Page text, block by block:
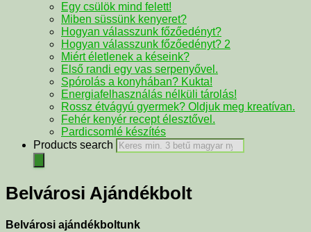
Egy csülök mind felett!
Miben süssünk kenyeret?
Hogyan válasszunk főzőedényt?
Hogyan válasszunk főzőedényt? 2
Miért életlenek a késeink?
Első randi egy vas serpenyővel.
Spórolás a konyhában? Kukta!
Energiafelhasználás nélküli tárolás!
Rossz étvágyú gyermek? Oldjuk meg kreatívan.
Fehér kenyér recept élesztővel.
Pardicsomlé készítés
Products search
Belvárosi Ajándékbolt
Belvárosi ajándékboltunk